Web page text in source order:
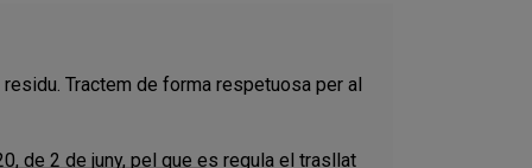
Tractem de forma respetuosa per al
de 2 de juny, pel que es regula el trasllat